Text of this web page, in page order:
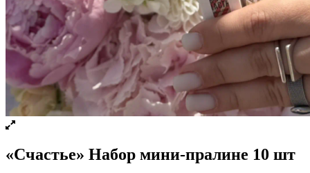
«Счастье» Набор мини-пралине 10 шт